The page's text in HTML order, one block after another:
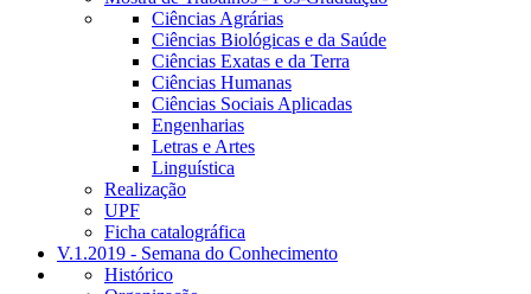
Ciências Agrárias
Ciências Biológicas e da Saúde
Ciências Exatas e da Terra
Ciências Humanas
Ciências Sociais Aplicadas
Engenharias
Letras e Artes
Linguística
Realização
UPF
Ficha catalográfica
V.1.2019 - Semana do Conhecimento
Histórico